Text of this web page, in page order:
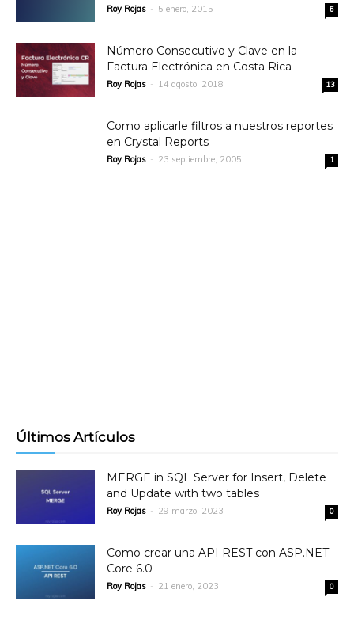
Roy Rojas - 5 enero, 2015 6
Número Consecutivo y Clave en la
Factura Electrónica en Costa Rica
Roy Rojas - 14 agosto, 2018 13
Como aplicarle filtros a nuestros reportes
en Crystal Reports
Roy Rojas - 23 septiembre, 2005 1
Últimos Artículos
MERGE in SQL Server for Insert, Delete
and Update with two tables
Roy Rojas - 29 marzo, 2023 0
Como crear una API REST con ASP.NET
Core 6.0
Roy Rojas - 21 enero, 2023 0